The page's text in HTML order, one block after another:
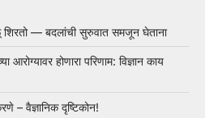
शिरतो — बदलांची सुरुवात समजून घेताना
होणारा परिणाम: विज्ञान काय
– वैज्ञानिक दृष्टिकोन!